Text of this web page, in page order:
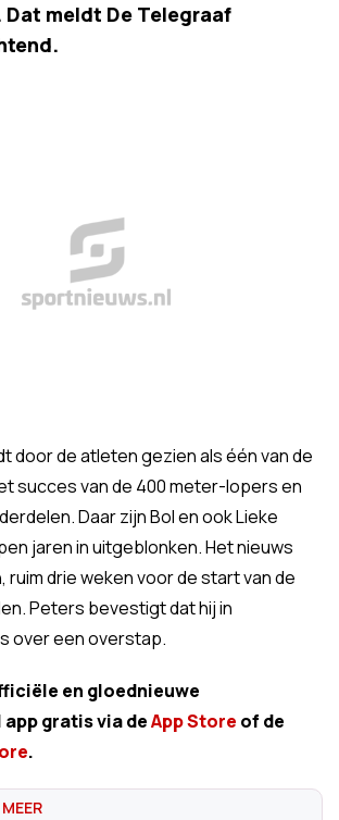
meldt De Telegraaf
door de atleten gezien als één van de
succes van de 400 meter-lopers en
Daar zijn Bol en ook Lieke
jaren in uitgeblonken. Het nieuws
ruim drie weken voor de start van de
Peters bevestigt dat hij in
over een overstap.
en gloednieuwe
gratis via deApp Store of de
.